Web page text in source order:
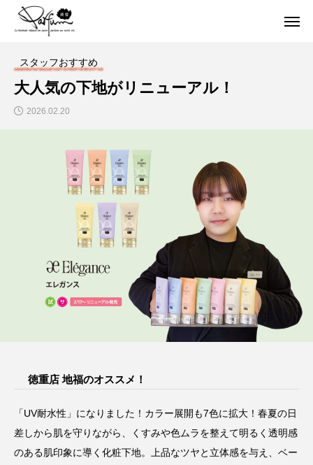
スタッフおすすめ
大人気の下地がリニューアル！
2026.02.20
徳重店 地福のオススメ！
「UV耐水性」になりました！カラー展開も7色に拡大！春夏の日
差しから肌を守りながら、くすみや色ムラを整えて明るく透明感
のある肌印象に導く化粧下地。上品なツヤと立体感を与え、ベー